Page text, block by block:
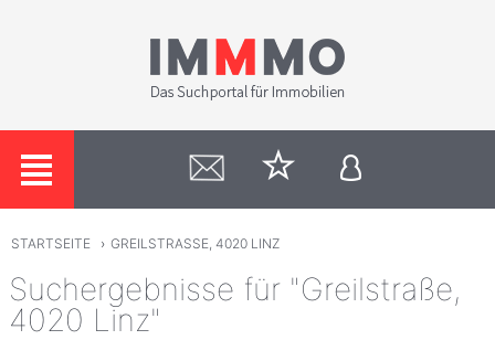
STARTSEITE › GREILSTRASSE, 4020 LINZ
Suchergebnisse für "Greilstraße,
4020 Linz"